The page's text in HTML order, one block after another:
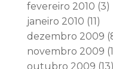
fevereiro 2010 (3)
janeiro 2010 (11)
dezembro 2009
novembro 2009
outubro 2009 (13)